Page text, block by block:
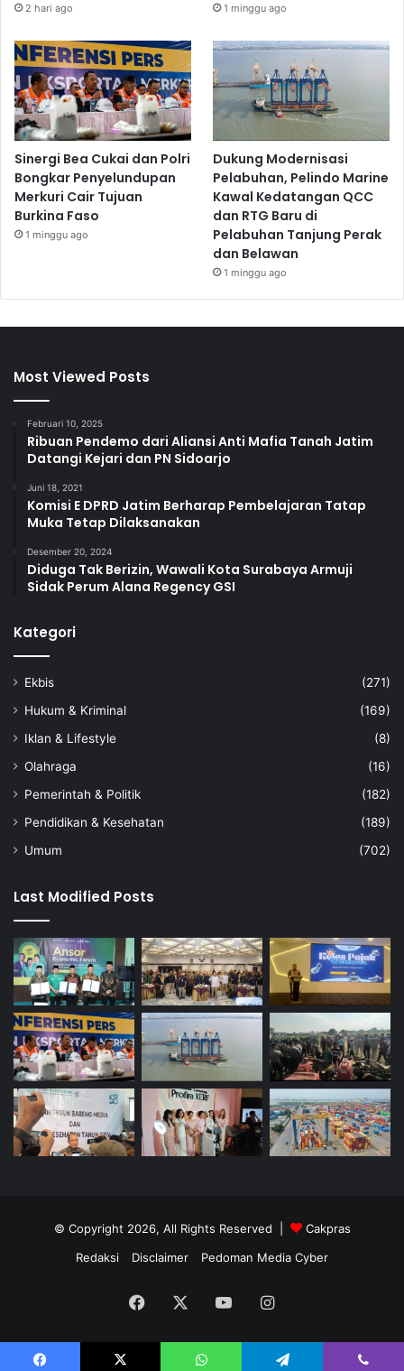
2 hari ago 1 minggu ago
Sinergi Bea Cukai dan Polri
Bongkar Penyelundupan
Merkuri Cair Tujuan
Burkina Faso
1 minggu ago
Dukung Modernisasi
Pelabuhan, Pelindo Marine
Kawal Kedatangan QCC
dan RTG Baru di
Pelabuhan Tanjung Perak
dan Belawan
1 minggu ago
Most Viewed Posts
Februari 10, 2025
Ribuan Pendemo dari Aliansi Anti Mafia Tanah Jatim
Datangi Kejari dan PN Sidoarjo
Juni 18, 2021
Komisi E DPRD Jatim Berharap Pembelajaran Tatap
Muka Tetap Dilaksanakan
Desember 20, 2024
Diduga Tak Berizin, Wawali Kota Surabaya Armuji
Sidak Perum Alana Regency GSI
Kategori
Ekbis
(271)
Hukum & Kriminal
(169)
Iklan & Lifestyle
(8)
Olahraga
(16)
Pemerintah & Politik
(182)
Pendidikan & Kesehatan
(189)
Umum
(702)
Last Modified Posts
© Copyright 2026, All Rights Reserved |
Cakpras
Redaksi
Disclaimer Pedoman Media Cyber
Facebook YouTubeInstagram